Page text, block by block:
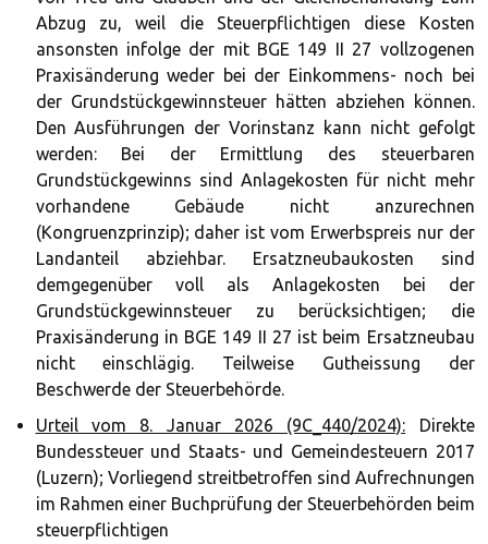
Abzug zu, weil die Steuerpflichtigen diese Kosten
ansonsten infolge der mit BGE 149 II 27 vollzogenen
Praxisänderung weder bei der Einkommens- noch bei
der Grundstückgewinnsteuer hätten abziehen können.
Den Ausführungen der Vorinstanz kann nicht gefolgt
werden: Bei der Ermittlung des steuerbaren
Grundstückgewinns sind Anlagekosten für nicht mehr
vorhandene Gebäude nicht anzurechnen
(Kongruenzprinzip); daher ist vom Erwerbspreis nur der
Landanteil abziehbar. Ersatzneubaukosten sind
demgegenüber voll als Anlagekosten bei der
Grundstückgewinnsteuer zu berücksichtigen; die
Praxisänderung in BGE 149 II 27 ist beim Ersatzneubau
nicht einschlägig. Teilweise Gutheissung der
Beschwerde der Steuerbehörde.
Urteil vom 8. Januar 2026 (9C_440/2024): Direkte
Bundessteuer und Staats- und Gemeindesteuern 2017
(Luzern); Vorliegend streitbetroffen sind Aufrechnungen
im Rahmen einer Buchprüfung der Steuerbehörden beim
steuerpflichtigen